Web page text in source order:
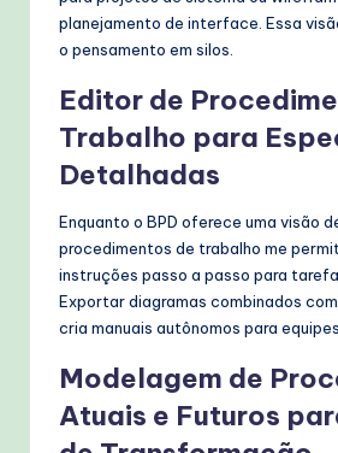
planejamento de interface. Essa
o pensamento em silos.
Editor de
Trabalho para
Detalhadas
Enquanto o BPD oferece uma visão
procedimentos de trabalho me
instruções passo a passo para
Exportar diagramas combinados
cria manuais autônomos para
Modelagem de
Atuais e Futuros